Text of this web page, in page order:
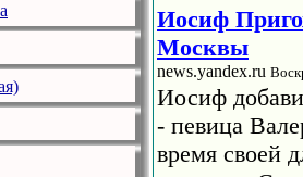
Иосиф
Москвы
news.yandex.ru
Иосиф
- певица
время своей